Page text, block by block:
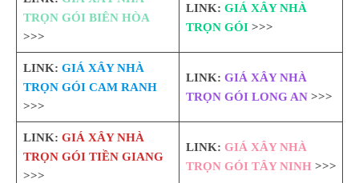
TRỌN GÓI BIÊN HÒA
>>>
LINK: GIÁ XÂY NHÀ
TRỌN GÓI>>>
LINK: GIÁ XÂY NHÀ
TRỌN GÓI CAM RANH
>>>
LINK: GIÁ XÂY NHÀ
TRỌN GÓI LONG AN>>>
LINK: GIÁ XÂY NHÀ
TRỌN GÓI TIỀN GIANG
>>>
LINK: GIÁ XÂY NHÀ
TRỌN GÓI TÂY NINH>>>